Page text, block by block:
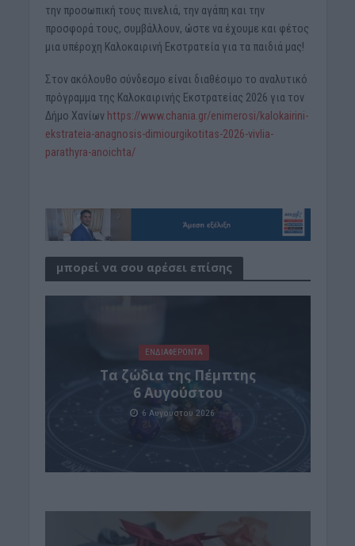
την προσωπική τους πινελιά, την αγάπη και την
προσφορά τους, συμβάλλουν, ώστε να έχουμε και φέτος
μια υπέροχη Καλοκαιρινή Εκστρατεία για τα παιδιά μας!
Στον ακόλουθο σύνδεσμο είναι διαθέσιμο το αναλυτικό
πρόγραμμα της Καλοκαιρινής Εκστρατείας 2026 για τον
Δήμο Χανίων https://www.chania.gr/enimerosi/kalokairini-
ekstrateia-anagnosis-dimiourgikotitas-2026-vivlia-
parathyra-anoichta/
μπορεί να σου αρέσει επίσης
ΕΝΔΙΑΦΕΡΟΝΤΑ
Tα ζώδια της Πέμπτης
6 Αυγούστου
6 Αυγούστου 2026